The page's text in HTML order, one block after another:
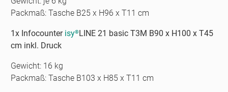
Packmaß: Tasche B25 x H96 x T11 cm
1x Infocounter isy®LINE 21 basic T3M B90 x H100 x T45
cm inkl. Druck
Gewicht: 16 kg
Packmaß: Tasche B103 x H85 x T11 cm